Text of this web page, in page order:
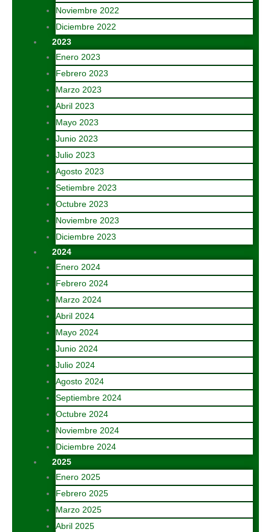
Noviembre 2022
Diciembre 2022
2023
Enero 2023
Febrero 2023
Marzo 2023
Abril 2023
Mayo 2023
Junio 2023
Julio 2023
Agosto 2023
Setiembre 2023
Octubre 2023
Noviembre 2023
Diciembre 2023
2024
Enero 2024
Febrero 2024
Marzo 2024
Abril 2024
Mayo 2024
Junio 2024
Julio 2024
Agosto 2024
Septiembre 2024
Octubre 2024
Noviembre 2024
Diciembre 2024
2025
Enero 2025
Febrero 2025
Marzo 2025
Abril 2025